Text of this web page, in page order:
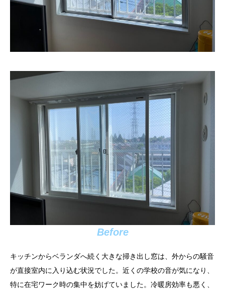
Before
キッチンからベランダへ続く大きな掃き出し窓は、外からの騒音
が直接室内に入り込む状況でした。近くの学校の音が気になり、
特に在宅ワーク時の集中を妨げていました。冷暖房効率も悪く、